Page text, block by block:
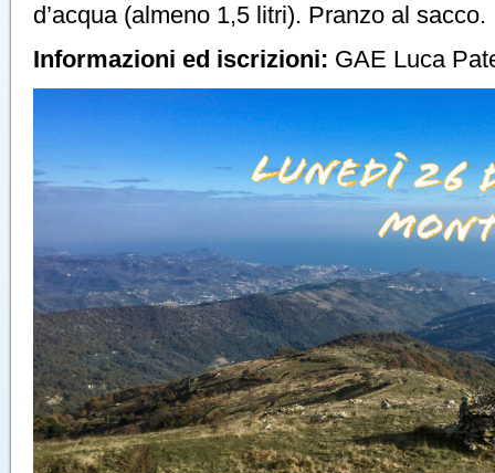
d’acqua (almeno 1,5 litri). Pranzo al sacco.
Informazioni ed iscrizioni: GAE Luca